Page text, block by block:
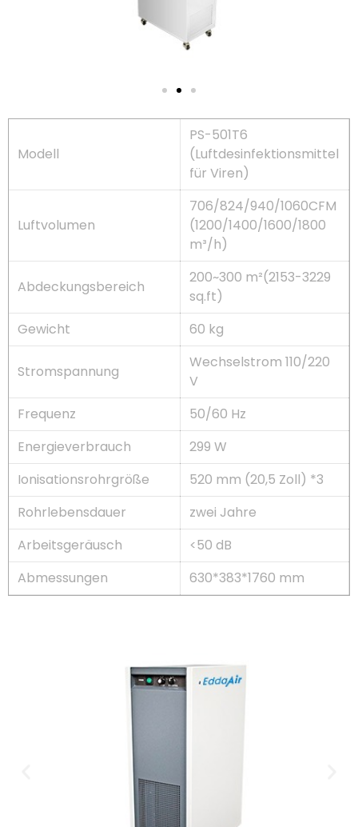
Modell
PS-501T6
(Luftdesinfektionsmittel
für Viren)
Luftvolumen
706/824/940/1060CFM
(1200/1400/1600/1800
m³/h)
Abdeckungsbereich
200~300 m²(2153-3229
sq.ft)
Gewicht
60 kg
Stromspannung
Wechselstrom 110/220
V
Frequenz
50/60 Hz
Energieverbrauch
299 W
Ionisationsrohrgröße
520 mm (20,5 Zoll) *3
Rohrlebensdauer
zwei Jahre
Arbeitsgeräusch
<50 dB
Abmessungen
630*383*1760 mm